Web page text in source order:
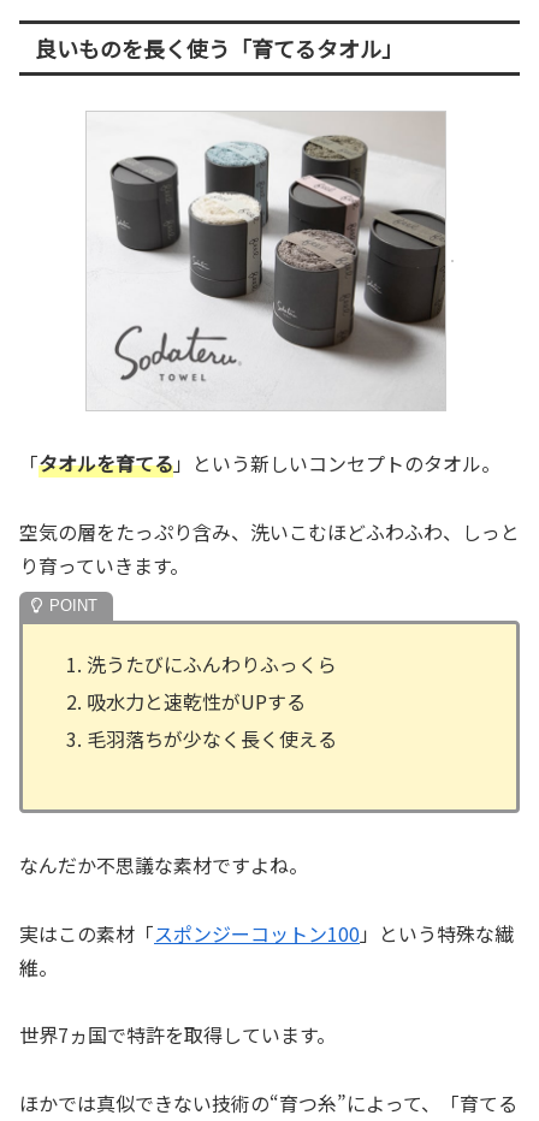
良いものを長く使う「育てるタオル」
「タオルを育てる」という新しいコンセプトのタオル。
空気の層をたっぷり含み、洗いこむほどふわふわ、しっと
り育っていきます。
洗うたびにふんわりふっくら
吸水力と速乾性がUPする
毛羽落ちが少なく長く使える
なんだか不思議な素材ですよね。
実はこの素材「スポンジーコットン100」という特殊な繊
維。
世界7ヵ国で特許を取得しています。
ほかでは真似できない技術の“育つ糸”によって、「育てる